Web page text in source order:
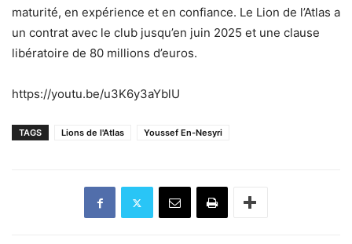
maturité, en expérience et en confiance. Le Lion de l’Atlas a
un contrat avec le club jusqu’en juin 2025 et une clause
libératoire de 80 millions d’euros.
https://youtu.be/u3K6y3aYblU
TAGS Lions de l'Atlas Youssef En-Nesyri